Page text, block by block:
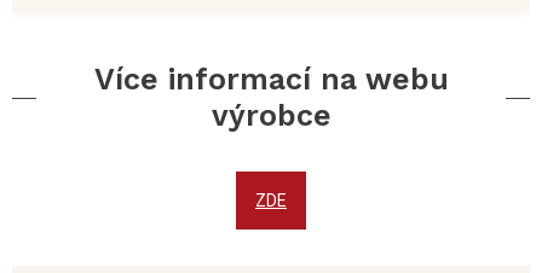
Více informací na webu
výrobce
ZDE